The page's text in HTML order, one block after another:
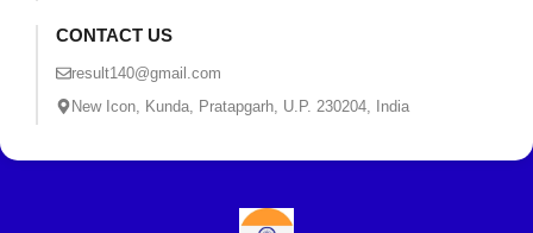
CONTACT US
result140@gmail.com
New Icon, Kunda, Pratapgarh, U.P. 230204, India